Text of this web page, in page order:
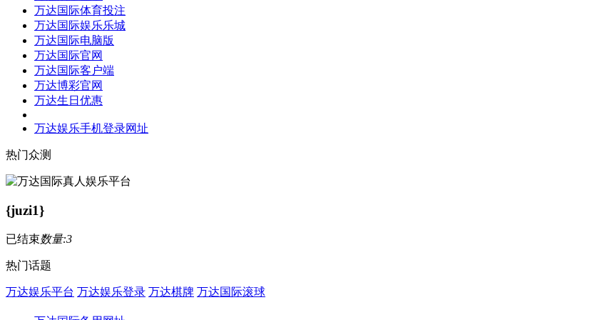
万达国际体育投注
万达国际娱乐乐城
万达国际电脑版
万达国际官网
万达国际客户端
万达博彩官网
万达生日优惠
万达娱乐手机登录网址
热门众测
{juzi1}
已结束数量:3
热门话题
万达娱乐平台 万达娱乐登录 万达棋牌 万达国际滚球